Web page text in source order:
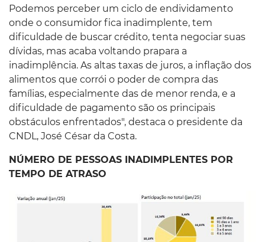
Podemos perceber um ciclo de endividamento
onde o consumidor fica inadimplente, tem
dificuldade de buscar crédito, tenta negociar suas
dívidas, mas acaba voltando prapara a
inadimplência. As altas taxas de juros, a inflação dos
alimentos que corrói o poder de compra das
famílias, especialmente das de menor renda, e a
dificuldade de pagamento são os principais
obstáculos enfrentados", destaca o presidente da
CNDL, José César da Costa.
NÚMERO DE PESSOAS INADIMPLENTES POR
TEMPO DE ATRASO